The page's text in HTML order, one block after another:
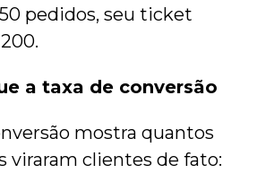
pedidos, seu ticket
a taxa de conversão
mostra quantos
viraram clientes de fato: